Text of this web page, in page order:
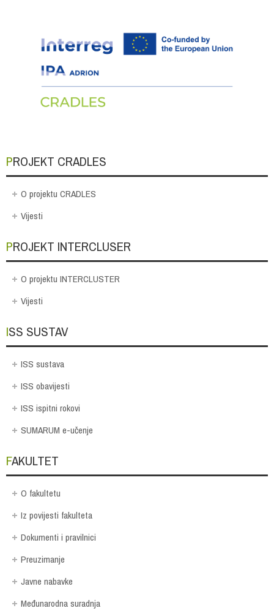
PROJEKT CRADLES
O projektu CRADLES
Vijesti
PROJEKT INTERCLUSER
O projektu INTERCLUSTER
Vijesti
ISS SUSTAV
ISS sustava
ISS obavijesti
ISS ispitni rokovi
SUMARUM e-učenje
FAKULTET
O fakultetu
Iz povijesti fakulteta
Dokumenti i pravilnici
Preuzimanje
Javne nabavke
Međunarodna suradnja